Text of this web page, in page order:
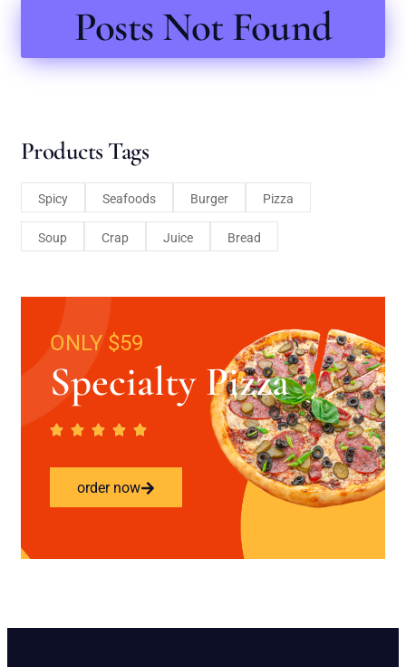
Posts Not Found
Products Tags
Spicy Seafoods Burger Pizza
Soup Crap Juice Bread
ONLY $59
Specialty Pizza
order now